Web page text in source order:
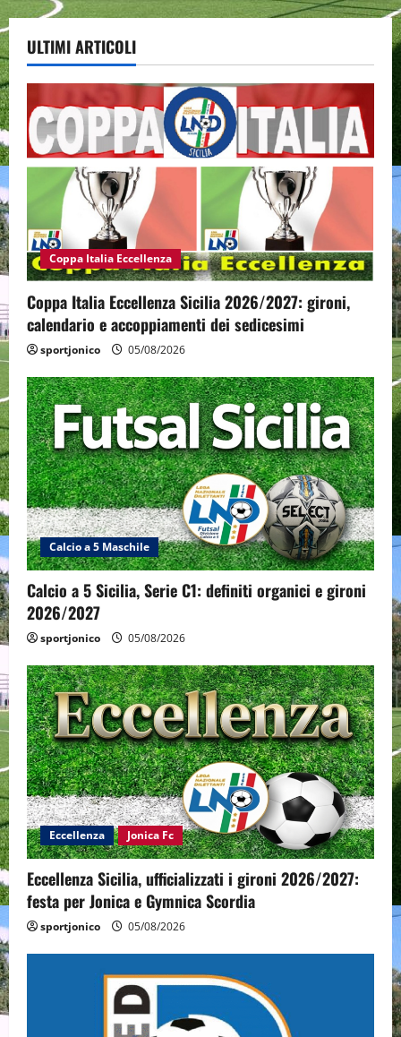
ULTIMI ARTICOLI
Coppa Italia Eccellenza
Coppa Italia Eccellenza Sicilia 2026/2027: gironi,
calendario e accoppiamenti dei sedicesimi
sportjonico 05/08/2026
Calcio a 5 Maschile
Calcio a 5 Sicilia, Serie C1: definiti organici e gironi
2026/2027
sportjonico 05/08/2026
Eccellenza Jonica Fc
Eccellenza Sicilia, ufficializzati i gironi 2026/2027:
festa per Jonica e Gymnica Scordia
sportjonico 05/08/2026